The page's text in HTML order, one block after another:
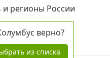
и регионы России
верно?
из списка